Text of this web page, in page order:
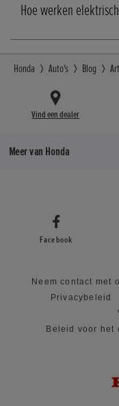
Hoe werken
Honda Auto's Blog
Vind een dealer
Meer van Honda
Facebook
Neem contact met
Privacybeleid
Beleid voor het